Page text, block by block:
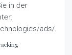
in der
ads/.